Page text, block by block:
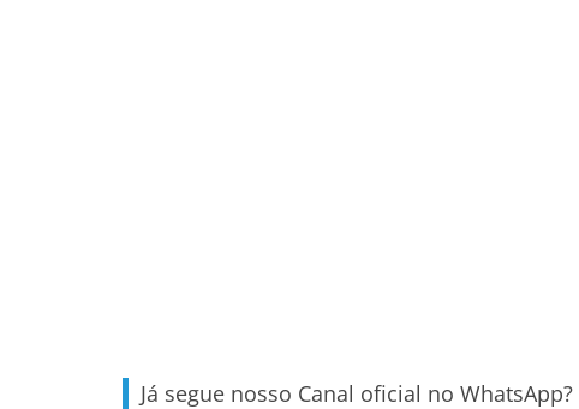
Já segue nosso Canal oficial no WhatsApp?